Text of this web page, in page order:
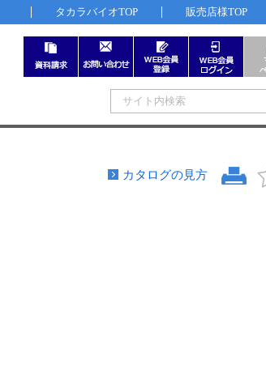
タカラバイオTOP 販売店様TOP
カタログの見方